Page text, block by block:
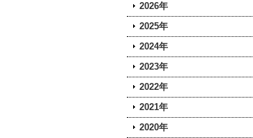
2026年
2025年
2024年
2023年
2022年
2021年
2020年